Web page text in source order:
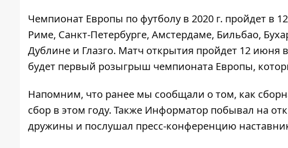
Чемпионат Европы по футболу в 2020 г. пройдет в
Риме, Санкт-Петербурге, Амстердаме, Бильбао,
Дублине и Глазго. Матч открытия пройдет 12
будет первый розыгрыш чемпионата Европы,
Напомним, что ранее мы сообщали о том, как
сбор в этом году. Также Информатор побывал на
дружины и послушал пресс-конференцию